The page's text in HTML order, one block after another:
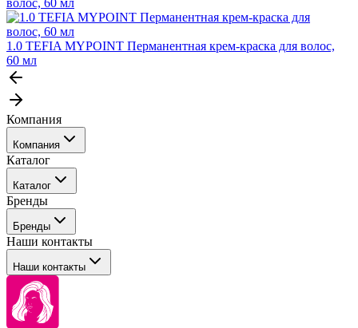
1.0 TEFIA MYPOINT Перманентная крем-краска для волос,
60 мл
Компания
Компания
События
Покупателю
Каталог
Каталог
Профессиональные средства для окрашивания волос
Сервисные средства
Уход
Стайлинг
Брови и ресницы
Барберинг
Наборы
Расходные материалы
Бренды
Бренды
Tefia
Concept
Kezy
Barex
Sim Sensitive
Наши контакты
Наши контакты
+ 375 44 7233514